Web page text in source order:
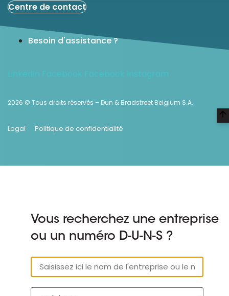
Centre de contact
Besoin d'assistance ?
LinkedIn Facebook Facebook Instagram
2026 © Tous droits réservés – Dun & Bradstreet Belgium S.A.
Legal Politique de confidentialité
Vous recherchez une entreprise
ou un numéro D-U-N-S ?